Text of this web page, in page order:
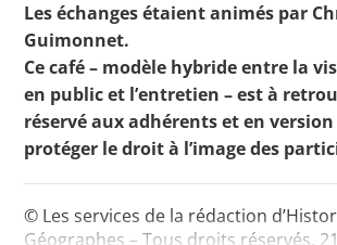
Toutes les actualités
Les rendez-vous de
Concours de
Concours scolaires
Conférences, tables
Les échanges étaient animés par
Guimonnet.
Ce café – modèle hybride entre la
en public et l’entretien – est à
réservé aux adhérents et en
protéger le droit à l’image des
© Les services de la rédaction
Géographes – Tous droits réservés.